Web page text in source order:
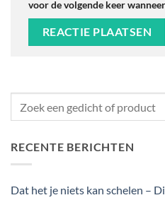
voor de volgende keer
RECENTE BERICHTEN
Dat het je niets kan schelen –